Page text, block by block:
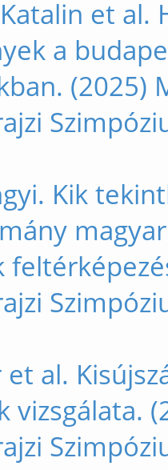
et
a
(2025)
Kik
et al.
vizsgálata.